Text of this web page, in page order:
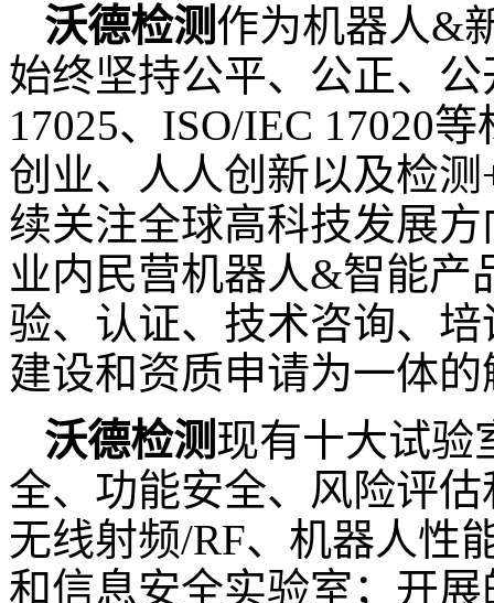
沃德检测作为机器人&
始终坚持公平、公正、
17025、 ISO/IEC 17020等
创业、人人创新以及检测
续关注全球高科技发展
业内民营机器人&智能产
验、认证、技术咨询、
建设和资质申请为一体
沃德检测现有十大试验
全、功能安全、风险评
无线射频/RF、机器人性
和信息安全实验室；开